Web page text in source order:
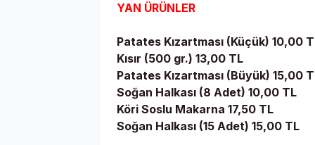
YAN ÜRÜNLER
Patates Kızartması (Küçük) 10,00
Kısır (500 gr.) 13,00 TL
Patates Kızartması (Büyük) 15,00
Soğan Halkası (8 Adet) 10,00 TL
Köri Soslu Makarna 17,50 TL
Soğan Halkası (15 Adet) 15,00 TL